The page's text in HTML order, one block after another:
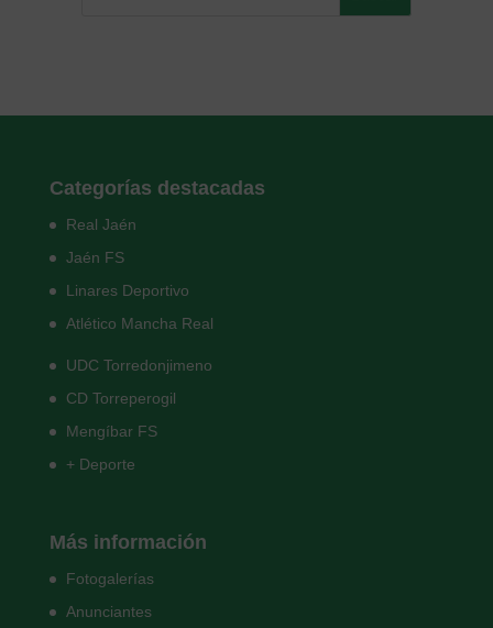
Categorías destacadas
Real Jaén
Jaén FS
Linares Deportivo
Atlético Mancha Real
UDC Torredonjimeno
CD Torreperogil
Mengíbar FS
+ Deporte
Más información
Fotogalerías
Anunciantes